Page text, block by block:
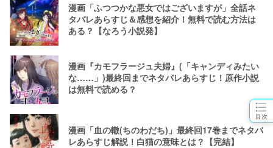
目次
漫画「ふつつかな悪女ではございますが」全話ネ
タバレあらすじ＆感想を紹介！無料で読む方法は
ある？【なろう小説発】
漫画『カモフラージュ夫婦』(「キャンディみたい
な……」)最終回までネタバレあらすじ！原作小説
は無料で読める？
漫画「血の轍(ちのわだち)」最終回17巻までネタバ
レあらすじ解説！白猫の意味とは？【完結】